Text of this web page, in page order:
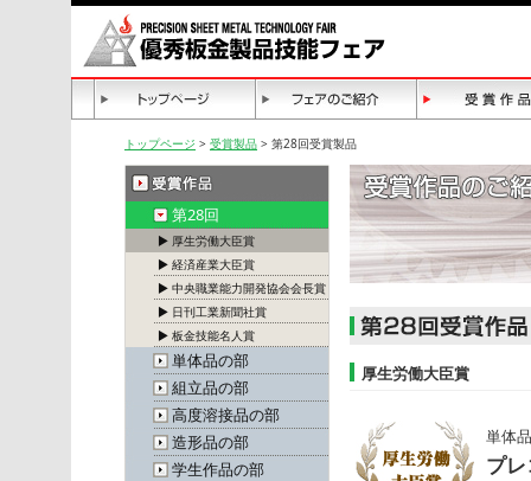
トップページ > 受賞製品 > 第28回受賞製品
厚生労働大臣賞
単体
プ
第28回
▶ 厚生労働大臣賞
▶ 経済産業大臣賞
▶ 中央職業能力開発協会会長賞
▶ 日刊工業新聞社賞
▶ 板金技能名人賞
単体品の部
組立品の部
高度溶接品の部
造形品の部
学生作品の部